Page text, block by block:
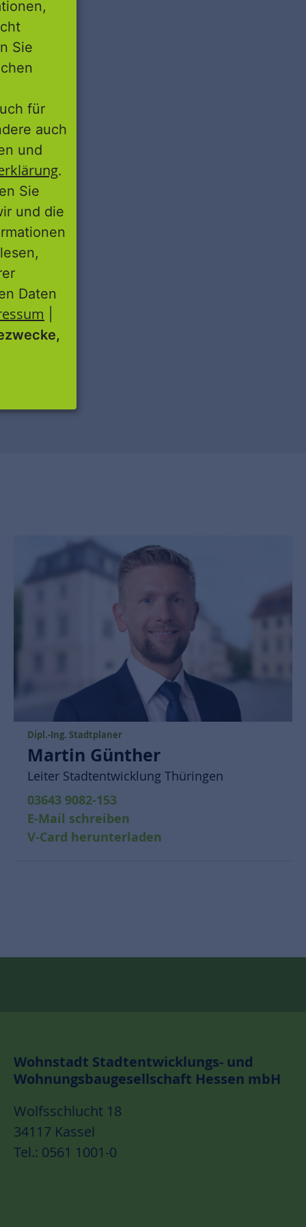
Dipl.-Ing. Stadtplaner
Martin Günther
Leiter Stadtentwicklung Thüringen
03643 9082-153
E-Mail schreiben
V-Card herunterladen
Wohnstadt Stadtentwicklungs- und
Wohnungsbaugesellschaft Hessen mbH
Wolfsschlucht 18
34117 Kassel
Tel.: 0561 1001-0
Sie
für
auch
und
.
Sie
und die
Daten